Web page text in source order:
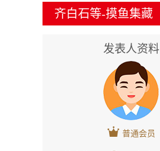
齐白石等-摸鱼集藏
发表人资料
普通会员